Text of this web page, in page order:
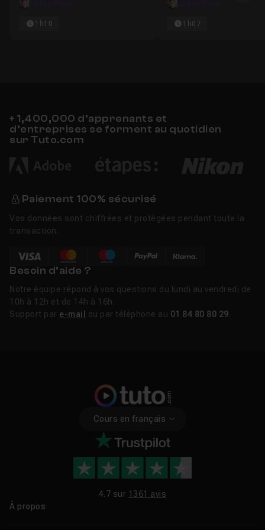
Julien Pons
1h10
Julien Pons
1h07
+ 1,400,000 d’apprenants et
d’entreprises se forment au quotidien
sur Tuto.com
Paiement 100% sécurisé
Vos données sont chiffrées et protégées pendant toute la
transaction.
Besoin d’aide ?
Notre équipe répond à vos questions du lundi au vendredi de
10h à 12h et de 14h à 16h.
Support par e-mail ou par téléphone au 01 84 80 80 29
Cours en français
4.7 sur 1361 avis
À propos